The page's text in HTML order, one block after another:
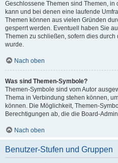
Geschlossene Themen sind Themen,
kann und bei denen eine laufende
Themen können aus vielen Gründen
gesperrt werden. Eventuell haben Sie
Themen zu schließen, sofern dies
wurde.
Nach oben
Was sind Themen-Symbole?
Themen-Symbole sind vom Autor
Thema in Verbindung stehen können,
können. Die Möglichkeit, Themen-
Berechtigungen ab, die die Board-
Nach oben
Benutzer-Stufen und Gruppen